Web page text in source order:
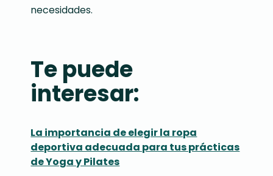
necesidades.
Te puede
interesar:
La importancia de elegir la ropa
deportiva adecuada para tus prácticas
de Yoga y Pilates